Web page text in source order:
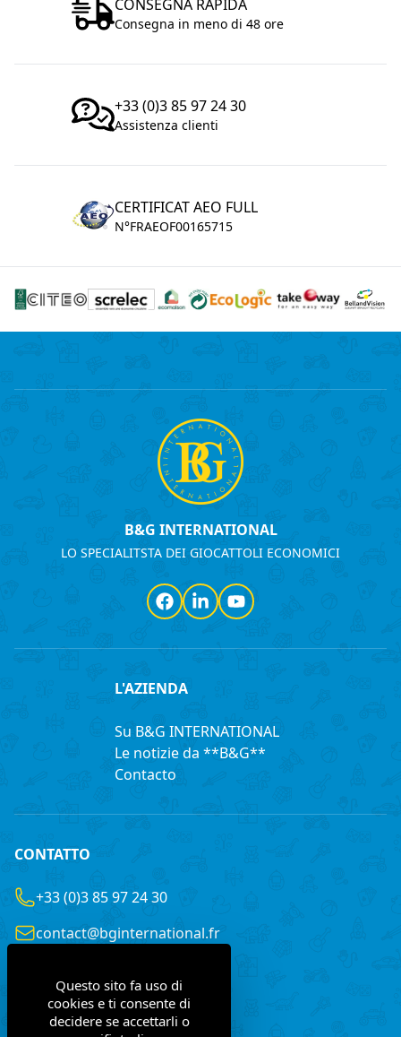
CONSEGNA RAPIDA
Consegna in meno di 48 ore
+33 (0)3 85 97 24 30
Assistenza clienti
CERTIFICAT AEO FULL
N°FRAEOF00165715
B&G INTERNATIONAL
LO SPECIALITSTA DEI GIOCATTOLI ECONOMICI
Facebook
LinkedInYouTube
L'AZIENDA
Su B&G INTERNATIONAL
Le notizie da **B&G**
Contacto
CONTATTO
+33 (0)3 85 97 24 30
contact@bginternational.fr
71100 Chalon-sur-Saône
Questo sito fa uso di
cookies e ti consente di
decidere se accettarli o